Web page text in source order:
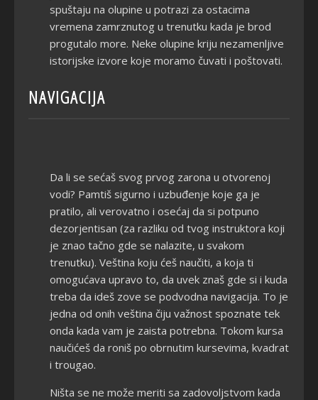
spuštaju na olupine u potrazi za ostacima
vremena zamrznutog u trenutku kada je brod
progutalo more. Neke olupine kriju nezamenljive
istorijske izvore koje moramo čuvati i poštovati.
NAVIGACIJA
Da li se sećaš svog prvog zarona u otvorenoj
vodi? Pamtiš sigurno i uzbuđenje koje ga je
pratilo, ali verovatno i osećaj da si potpuno
dezorjentisan (za razliku od tvog instruktora koji
je znao tačno gde se nalazite, u svakom
trenutku). Veština koju ćeš naučiti, a koja ti
omogućava upravo to, da uvek znaš gde si i kuda
treba da ideš zove se podvodna navigacija. To je
jedna od onih veština čiju važnost spoznate tek
onda kada vam je zaista potrebna. Tokom kursa
naučićeš da roniš po obrnutim kursevima, kvadrat
i trougao.
Ništa se ne može meriti sa zadovoljstvom kada